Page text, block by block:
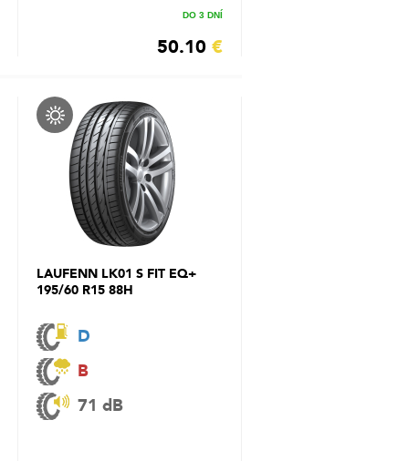
DO 3 DNÍ
50.10 €
LAUFENN LK01 S FIT EQ+
195/60 R15 88H
D
B
71 dB